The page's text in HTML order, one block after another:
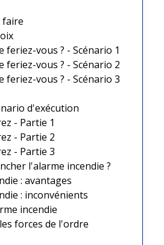
faire
feriez-vous ? - Scénario 1
feriez-vous ? - Scénario 2
feriez-vous ? - Scénario 3
d'exécution
- Partie 1
- Partie 2
- Partie 3
l'alarme incendie ?
: avantages
: inconvénients
incendie
forces de l'ordre